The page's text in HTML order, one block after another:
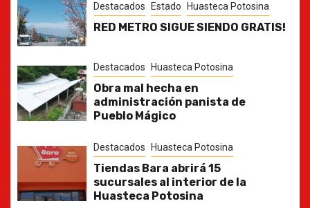
Destacados Estado Huasteca Potosina
RED METRO SIGUE SIENDO GRATIS!
Destacados Huasteca Potosina
Obra mal hecha en
administración panista de
Pueblo Mágico
Destacados Huasteca Potosina
Tiendas Bara abrirá 15
sucursales al interior de la
Huasteca Potosina